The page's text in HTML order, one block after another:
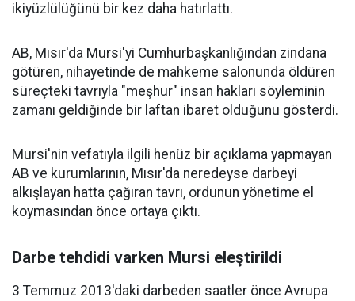
ikiyüzlülüğünü bir kez daha hatırlattı.
AB, Mısır'da Mursi'yi Cumhurbaşkanlığından zindana
götüren, nihayetinde de mahkeme salonunda öldüren
süreçteki tavrıyla "meşhur" insan hakları söyleminin
zamanı geldiğinde bir laftan ibaret olduğunu gösterdi.
Mursi'nin vefatıyla ilgili henüz bir açıklama yapmayan
AB ve kurumlarının, Mısır'da neredeyse darbeyi
alkışlayan hatta çağıran tavrı, ordunun yönetime el
koymasından önce ortaya çıktı.
Darbe tehdidi varken Mursi eleştirildi
3 Temmuz 2013'daki darbeden saatler önce Avrupa